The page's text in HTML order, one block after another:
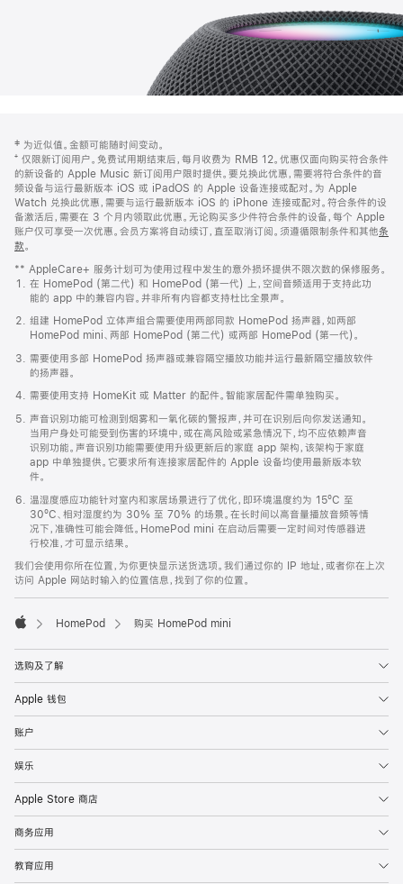
页
页
脚
注
‡ 为近似值。金额可能随时间变动。
⁺ 仅限新订阅用户。免费试用期结束后，每月收费为 RMB 12。优惠仅面向购买符合条件
的新设备的 Apple Music 新订阅用户限时提供。要兑换此优惠，需要将符合条件的音
频设备与运行最新版本 iOS 或 iPadOS 的 Apple 设备连接或配对。为 Apple
Watch 兑换此优惠，需要与运行最新版本 iOS 的 iPhone 连接或配对。符合条件的设
备激活后，需要在 3 个月内领取此优惠。无论购买多少件符合条件的设备，每个 Apple
账户仅可享受一次优惠。会员方案将自动续订，直至取消订阅。须遵循限制条件和其他条
款。
窗
口
中
打
开)
** AppleCare+ 服务计划可为使用过程中发生的意外损坏提供不限次数的保修服务。
在 HomePod (第二代) 和 HomePod (第一代) 上，空间音频适用于支持此功
能的 app 中的兼容内容。并非所有内容都支持杜比全景声。
组建 HomePod 立体声组合需要使用两部同款 HomePod 扬声器，如两部
HomePod mini、两部 HomePod (第二代) 或两部 HomePod (第一代)。
需要使用多部 HomePod 扬声器或兼容隔空播放功能并运行最新隔空播放软件
的扬声器。
需要使用支持 HomeKit 或 Matter 的配件。智能家居配件需单独购买。
声音识别功能可检测到烟雾和一氧化碳的警报声，并可在识别后向你发送通知。
当用户身处可能受到伤害的环境中，或在高风险或紧急情况下，均不应依赖声音
识别功能。声音识别功能需要使用升级更新后的家庭 app 架构，该架构于家庭
app 中单独提供。它要求所有连接家居配件的 Apple 设备均使用最新版本软
件。
温湿度感应功能针对室内和家居场景进行了优化，即环境温度约为 15ºC 至
30ºC、相对湿度约为 30% 至 70% 的场景。在长时间以高音量播放音频等情
况下，准确性可能会降低。HomePod mini 在启动后需要一定时间对传感器进
行校准，才可显示结果。
我们会使用你所在位置，为你更快显示送货选项。我们通过你的 IP 地址，或者你在上次
访问 Apple 网站时输入的位置信息，找到了你的位置。
HomePod 购买 HomePod mini
选购及了解
Apple 钱包
账户
娱乐
Apple Store 商店
商务应用
教育应用